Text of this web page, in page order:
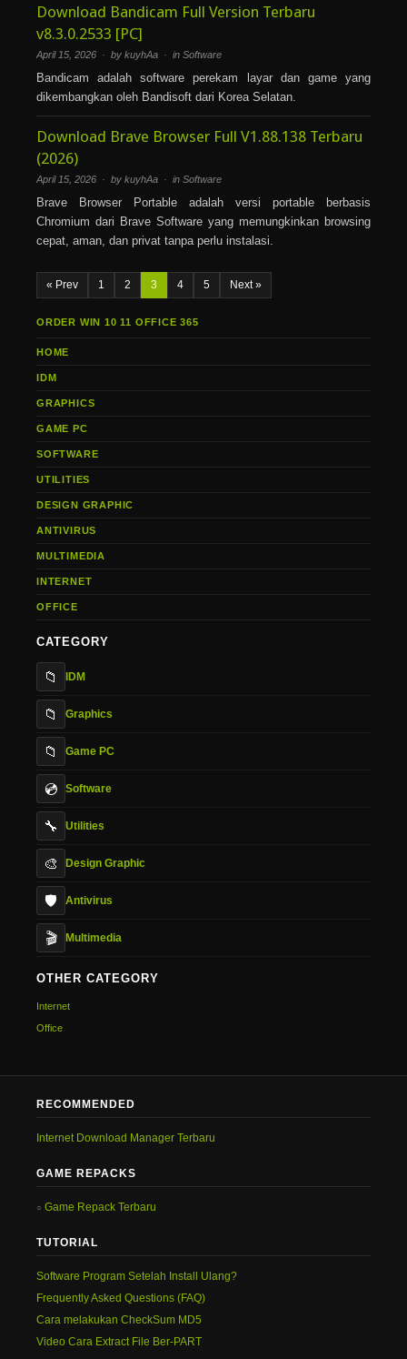
Download Bandicam Full Version Terbaru
v8.3.0.2533 [PC]
April 15, 2026 · by kuyhAa · in Software
Bandicam adalah software perekam layar dan game yang
dikembangkan oleh Bandisoft dari Korea Selatan.
Download Brave Browser Full V1.88.138 Terbaru
(2026)
April 15, 2026 · by kuyhAa · in Software
Brave Browser Portable adalah versi portable berbasis
Chromium dari Brave Software yang memungkinkan browsing
cepat, aman, dan privat tanpa perlu instalasi.
« Prev 1 2 3 4 5 Next »
ORDER WIN 10 11 OFFICE 365
HOME
IDM
GRAPHICS
GAME PC
SOFTWARE
UTILITIES
DESIGN GRAPHIC
ANTIVIRUS
MULTIMEDIA
INTERNET
OFFICE
CATEGORY
📁 IDM
📁 Graphics
📁 Game PC
💿 Software
🔧 Utilities
🎨 Design Graphic
🛡️ Antivirus
🎬 Multimedia
OTHER CATEGORY
Internet
Office
RECOMMENDED
Internet Download Manager Terbaru
GAME REPACKS
Game Repack Terbaru
TUTORIAL
Software Program Setelah Install Ulang?
Frequently Asked Questions (FAQ)
Cara melakukan CheckSum MD5
Video Cara Extract File Ber-PART